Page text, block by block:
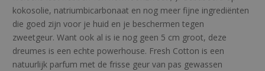
kokosolie, natriumbicarbonaat en nog meer fijne ingrediënten
die goed zijn voor je huid en je beschermen tegen
zweetgeur. Want ook al is ie nog geen 5 cm groot, deze
dreumes is een echte powerhouse. Fresh Cotton is een
natuurlijk parfum met de frisse geur van pas gewassen